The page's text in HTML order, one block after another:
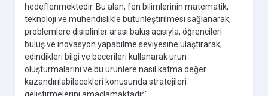
hedeflenmektedir. Bu alan, fen bilimlerinin matematik,
teknoloji ve muhendislikle butunleştirilmesi sağlanarak,
problemlere disiplinler arası bakış açısıyla, öğrencileri
buluş ve inovasyon yapabilme seviyesine ulaştırarak,
edindikleri bilgi ve becerileri kullanarak urun
oluşturmalarını ve bu urunlere nasıl katma değer
kazandırılabilecekleri konusunda stratejileri